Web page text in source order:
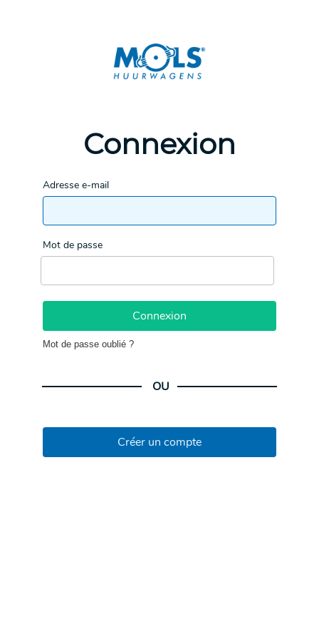
Connexion
Adresse e-mail
Mot de passe
Connexion
Mot de passe oublié ?
OU
Créer un compte